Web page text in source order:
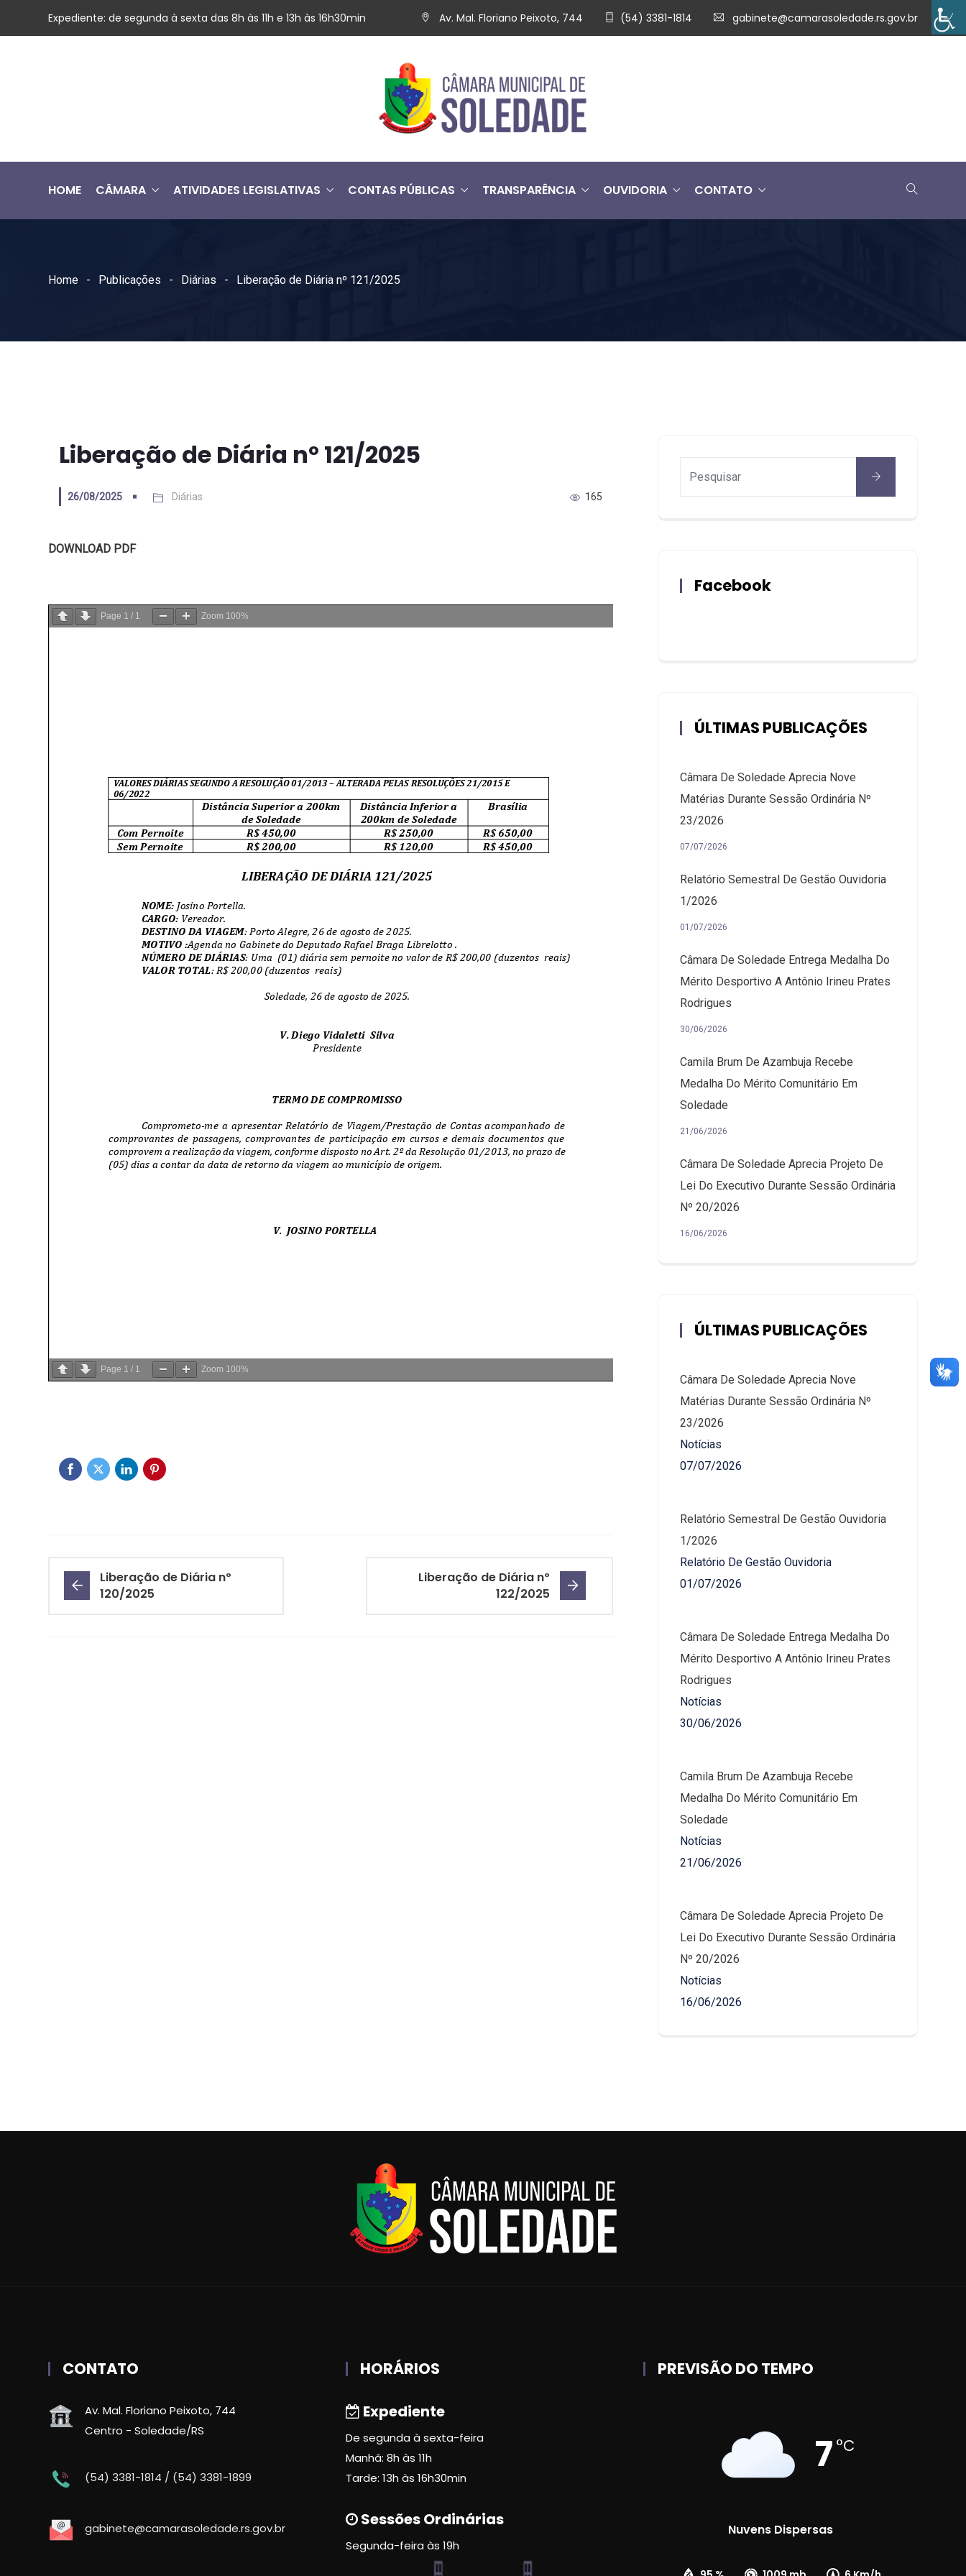
Expediente: de segunda à sexta das 8h às 11h e 13h às 16h30min Av. Mal. Floriano Peixoto, 744 (54) 3381-1814 gabinete@camarasoledade.rs.gov.br
HOME CÂMARA ATIVIDADES LEGISLATIVAS CONTAS PÚBLICAS TRANSPARÊNCIA OUVIDORIA CONTATO
Home Publicações Diárias Liberação de Diária nº 121/2025
Liberação de Diária nº 121/2025
26/08/2025 Diárias 165
DOWNLOAD PDF
Page 1 / 1 Zoom 100%
Page 1 / 1 Zoom 100%
Liberação de Diária nº
120/2025
Liberação de Diária nº
122/2025
Facebook
ÚLTIMAS PUBLICAÇÕES
Câmara De Soledade Aprecia Nove
Matérias Durante Sessão Ordinária Nº
23/2026
07/07/2026
Relatório Semestral De Gestão Ouvidoria
1/2026
01/07/2026
Câmara De Soledade Entrega Medalha Do
Mérito Desportivo A Antônio Irineu Prates
Rodrigues
30/06/2026
Camila Brum De Azambuja Recebe
Medalha Do Mérito Comunitário Em
Soledade
21/06/2026
Câmara De Soledade Aprecia Projeto De
Lei Do Executivo Durante Sessão Ordinária
Nº 20/2026
16/06/2026
ÚLTIMAS PUBLICAÇÕES
Câmara De Soledade Aprecia Nove
Matérias Durante Sessão Ordinária Nº
23/2026
Notícias
07/07/2026
Relatório Semestral De Gestão Ouvidoria
1/2026
Relatório De Gestão Ouvidoria
01/07/2026
Câmara De Soledade Entrega Medalha Do
Mérito Desportivo A Antônio Irineu Prates
Rodrigues
Notícias
30/06/2026
Camila Brum De Azambuja Recebe
Medalha Do Mérito Comunitário Em
Soledade
Notícias
21/06/2026
Câmara De Soledade Aprecia Projeto De
Lei Do Executivo Durante Sessão Ordinária
Nº 20/2026
Notícias
16/06/2026
CONTATO
Av. Mal. Floriano Peixoto, 744
Centro - Soledade/RS
(54) 3381-1814 / (54) 3381-1899
gabinete@camarasoledade.rs.gov.br
HORÁRIOS
Expediente
De segunda à sexta-feira
Manhã: 8h às 11h
Tarde: 13h às 16h30min
Sessões Ordinárias
Segunda-feira às 19h
PREVISÃO DO TEMPO
7 °C
Nuvens Dispersas